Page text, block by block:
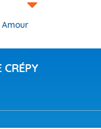
Amour
CRÉPY
Limoges :
Lille : 24/34
Alpes-